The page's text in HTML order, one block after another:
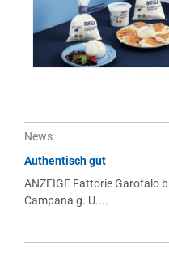
News
Authentisch gut
ANZEIGE Fattorie Garofalo
Campana g. U....